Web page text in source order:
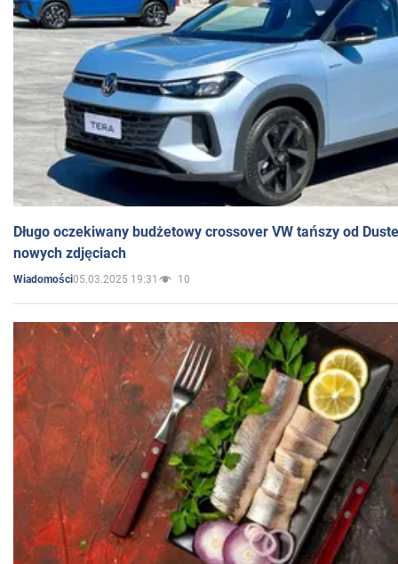
Długo oczekiwany budżetowy crossover VW tańszy od
nowych zdjęciach
Wiadomości05.03.2025 19:31 10